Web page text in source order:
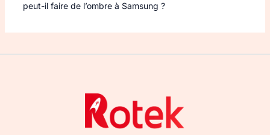
peut-il faire de l’ombre à Samsung ?